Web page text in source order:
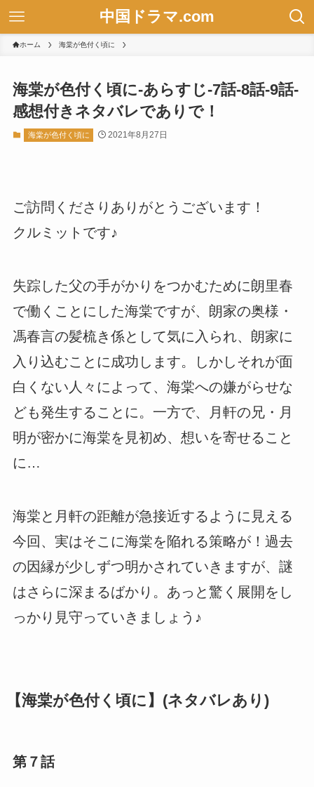
中国ドラマ.com
ホーム 海棠が色付く頃に
海棠が色付く頃に-あらすじ-7話-8話-9話-
感想付きネタバレでありで！
海棠が色付く頃に 2021年8月27日
ご訪問くださりありがとうございます！
クルミットです♪
失踪した父の手がかりをつかむために朗里春
で働くことにした海棠ですが、朗家の奥様・
馮春言の髪梳き係として気に入られ、朗家に
入り込むことに成功します。しかしそれが面
白くない人々によって、海棠への嫌がらせな
ども発生することに。一方で、月軒の兄・月
明が密かに海棠を見初め、想いを寄せること
に…
海棠と月軒の距離が急接近するように見える
今回、実はそこに海棠を陥れる策略が！過去
の因縁が少しずつ明かされていきますが、謎
はさらに深まるばかり。あっと驚く展開をし
っかり見守っていきましょう♪
【海棠が色付く頃に】(ネタバレあり)
第７話